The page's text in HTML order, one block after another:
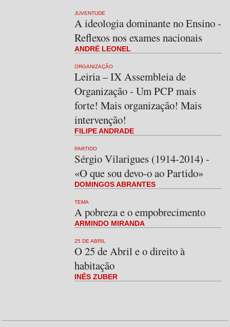
JUVENTUDE
A ideologia dominante no Ensino -
Reflexos nos exames nacionais
ANDRÉ LEONEL
ORGANIZAÇÃO
Leiria – IX Assembleia de
Organização - Um PCP mais
forte! Mais organização! Mais
intervenção!
FILIPE ANDRADE
PARTIDO
Sérgio Vilarigues (1914-2014) -
«O que sou devo-o ao Partido»
DOMINGOS ABRANTES
TEMA
A pobreza e o empobrecimento
ARMINDO MIRANDA
25 DE ABRIL
O 25 de Abril e o direito à
habitação
INÊS ZUBER